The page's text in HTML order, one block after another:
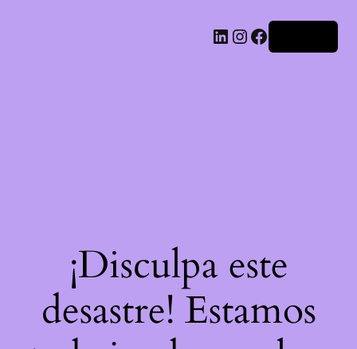
LinkedIn
Instagram
Facebook
¡Disculpa este
desastre! Estamos